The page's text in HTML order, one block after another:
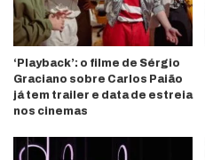
‘Playback’: o filme de Sérgio
Graciano sobre Carlos Paião
já tem trailer e data de estreia
nos cinemas